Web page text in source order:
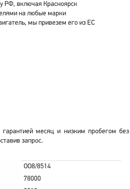
РФ, включая Красноярск
на любые марки
мы привезем его из ЕС
гарантией месяц и низким пробегом без
запрос.
OO8/8514
78000